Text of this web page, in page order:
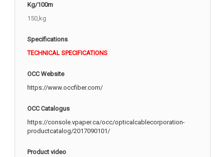
Kg/100m
150,kg
Specifications
TECHNICAL SPECIFICATIONS
OCC Website
https://www.occfiber.com/
OCC Catalogus
https://console.vpaper.ca/occ/opticalcablecorporation-
productcatalog/2017090101/
Product video